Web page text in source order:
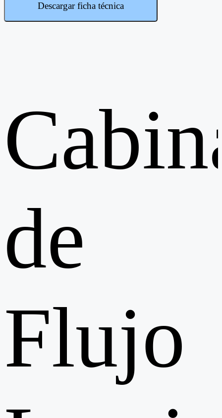
Descargar ficha técnica
de
Flujo